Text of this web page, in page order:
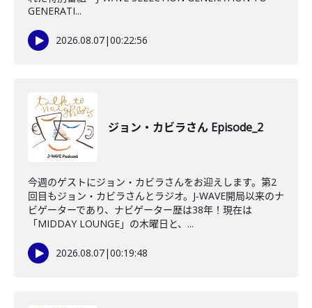
GENERATI...
2026.08.07|00:22:56
ジョン・カビラさん Episode_2
今週のゲストにジョン・カビラさんをお迎えします。第2
回目もジョン・カビラさんとラジオ。J-WAVE開局以来のナ
ビゲーターであり、ナビゲーター歴は38年！現在は
「MIDDAY LOUNGE」の木曜日と、...
2026.08.07|00:19:48